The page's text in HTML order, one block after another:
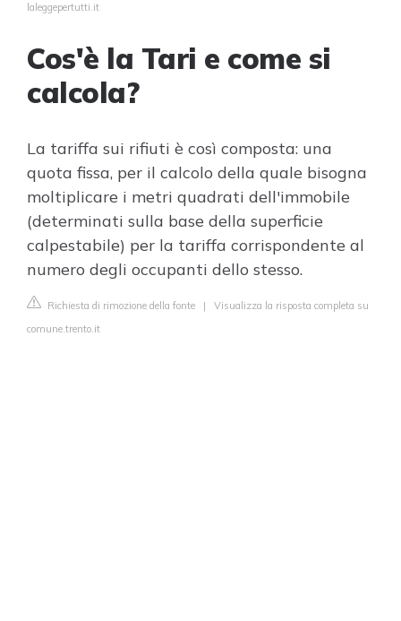
laleggepertutti.it
Cos'è la Tari e come si
calcola?
La tariffa sui rifiuti è così composta: una
quota fissa, per il calcolo della quale bisogna
moltiplicare i metri quadrati dell'immobile
(determinati sulla base della superficie
calpestabile) per la tariffa corrispondente al
numero degli occupanti dello stesso.
Richiesta di rimozione della fonte | Visualizza la risposta completa su
comune.trento.it